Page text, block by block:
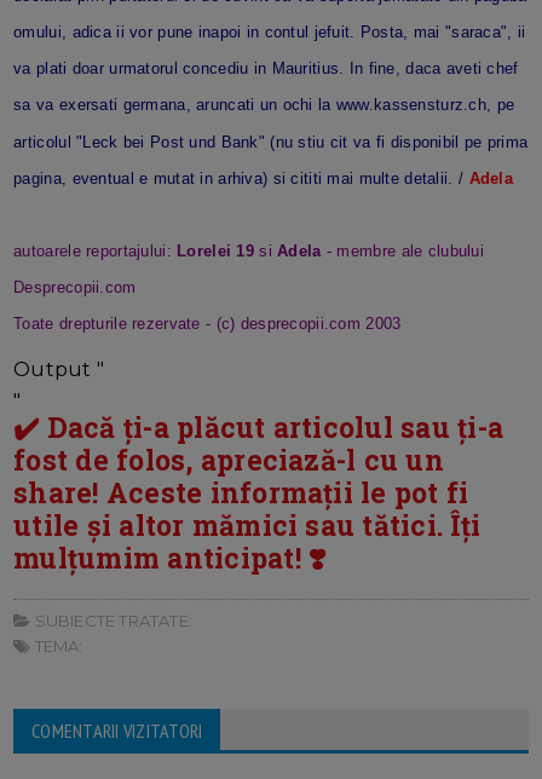
omului, adica ii vor pune inapoi in contul jefuit. Posta, mai "saraca", ii
va plati doar urmatorul concediu in Mauritius. In fine, daca aveti chef
sa va exersati germana, aruncati un ochi la www.kassensturz.ch, pe
articolul "Leck bei Post und Bank" (nu stiu cit va fi disponibil pe prima
pagina, eventual e mutat in arhiva) si cititi mai multe detalii. / Adela
autoarele reportajului: Lorelei 19 siAdela - membre ale clubului
Desprecopii.com
Toate drepturile rezervate - (c) desprecopii.com 2003
Output "
"
✔️ Dacă ți-a plăcut articolul sau ți-a
fost de folos, apreciază-l cu un
share! Aceste informații le pot fi
utile și altor mămici sau tătici. Îți
mulțumim anticipat! ❣️
SUBIECTE TRATATE:
TEMA:
COMENTARII VIZITATORI